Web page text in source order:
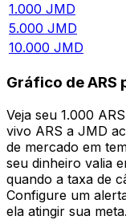
1.000 JMD
5.000 JMD
10.000 JMD
Gráfico de ARS
Veja seu 1.000
vivo ARS a JMD
de mercado em
seu dinheiro valia
quando a taxa de
Configure um
ela atingir sua meta.